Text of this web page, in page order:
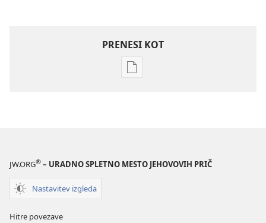
PRENESI KOT
Možnosti
Avgust 2007
JW.ORG® – URADNO SPLETNO MESTO JEHOVOVIH PRIČ
Nastavitev izgleda
Hitre povezave